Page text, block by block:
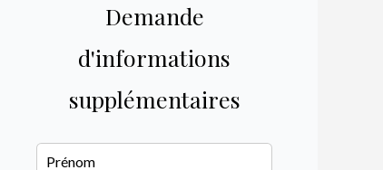
Demande
d'informations
supplémentaires